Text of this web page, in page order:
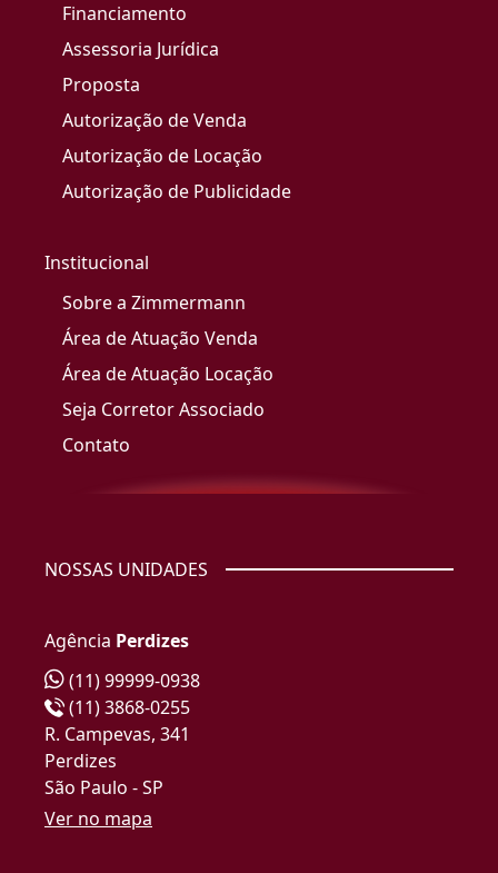
Financiamento
Assessoria Jurídica
Proposta
Autorização de Venda
Autorização de Locação
Autorização de Publicidade
Institucional
Sobre a Zimmermann
Área de Atuação Venda
Área de Atuação Locação
Seja Corretor Associado
Contato
NOSSAS UNIDADES
Agência Perdizes
(11) 99999-0938
(11) 3868-0255
R. Campevas, 341
Perdizes
São Paulo - SP
Ver no mapa